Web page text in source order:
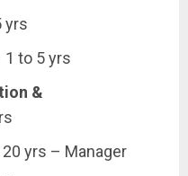
yrs
1 to 5 yrs
&
yrs – Manager